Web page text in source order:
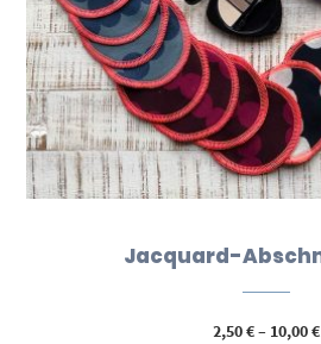
Jacquard-
2,50€– 10,00€